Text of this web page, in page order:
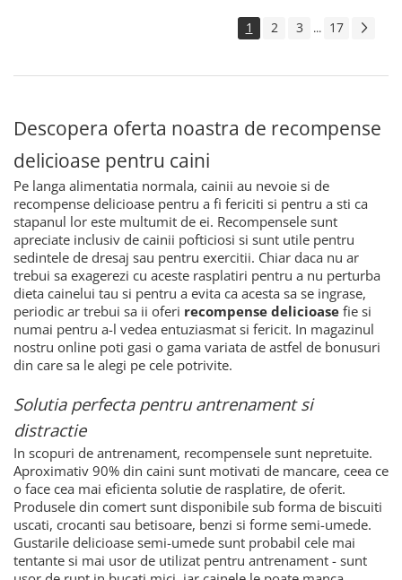
1 2 3 ... 17
Descopera oferta noastra de recompense
delicioase pentru caini
Pe langa alimentatia normala, cainii au nevoie si de
recompense delicioase pentru a fi fericiti si pentru a sti ca
stapanul lor este multumit de ei. Recompensele sunt
apreciate inclusiv de cainii pofticiosi si sunt utile pentru
sedintele de dresaj sau pentru exercitii. Chiar daca nu ar
trebui sa exagerezi cu aceste rasplatiri pentru a nu perturba
dieta cainelui tau si pentru a evita ca acesta sa se ingrase,
periodic ar trebui sa ii oferi recompense delicioase fie si
numai pentru a-l vedea entuziasmat si fericit. In magazinul
nostru online poti gasi o gama variata de astfel de bonusuri
din care sa le alegi pe cele potrivite.
Solutia perfecta pentru antrenament si
distractie
In scopuri de antrenament, recompensele sunt nepretuite.
Aproximativ 90% din caini sunt motivati de mancare, ceea ce
o face cea mai eficienta solutie de rasplatire, de oferit.
Produsele din comert sunt disponibile sub forma de biscuiti
uscati, crocanti sau betisoare, benzi si forme semi-umede.
Gustarile delicioase semi-umede sunt probabil cele mai
tentante si mai usor de utilizat pentru antrenament - sunt